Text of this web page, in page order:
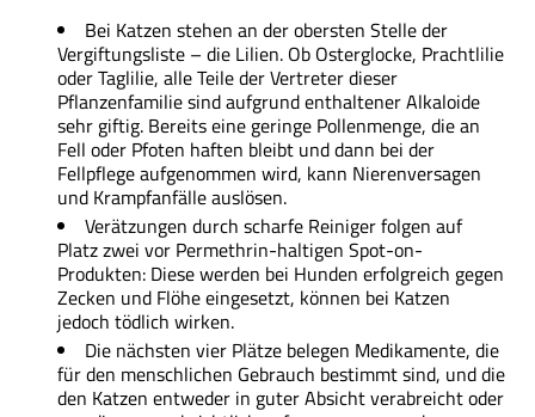
Bei Katzen stehen an der obersten Stelle der
Vergiftungsliste – die Lilien. Ob Osterglocke, Prachtlilie
oder Taglilie, alle Teile der Vertreter dieser
Pflanzenfamilie sind aufgrund enthaltener Alkaloide
sehr giftig. Bereits eine geringe Pollenmenge, die an
Fell oder Pfoten haften bleibt und dann bei der
Fellpflege aufgenommen wird, kann Nierenversagen
und Krampfanfälle auslösen.
Verätzungen durch scharfe Reiniger folgen auf
Platz zwei vor Permethrin-haltigen Spot-on-
Produkten: Diese werden bei Hunden erfolgreich gegen
Zecken und Flöhe eingesetzt, können bei Katzen
jedoch tödlich wirken.
Die nächsten vier Plätze belegen Medikamente, die
für den menschlichen Gebrauch bestimmt sind, und die
den Katzen entweder in guter Absicht verabreicht oder